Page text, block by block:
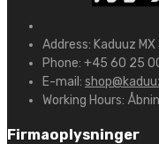
Address: Kaduuz
Phone: +45 60 25
E-mail:
Working Hours:
Firmaoplysninger